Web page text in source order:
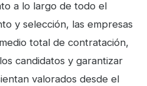
a lo largo de todo el
y selección, las empresas
total de contratación,
candidatos y garantizar
valorados desde el